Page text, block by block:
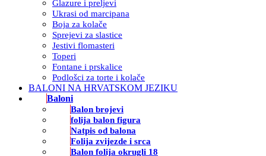
Glazure i preljevi
Ukrasi od marcipana
Boja za kolače
Sprejevi za slastice
Jestivi flomasteri
Toperi
Fontane i prskalice
Podlošci za torte i kolače
BALONI NA HRVATSKOM JEZIKU
Baloni
Balon brojevi
folija balon figura
Natpis od balona
Folija zvijezde i srca
Balon folija okrugli 18